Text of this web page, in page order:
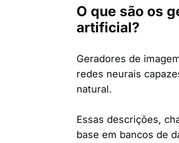
O que são os
artificial?
Geradores de
redes neurais
natural.
Essas descrições,
base em bancos de